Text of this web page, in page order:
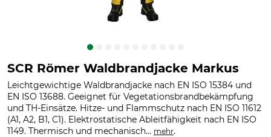
SCR Römer Waldbrandjacke Markus
Leichtgewichtige Waldbrandjacke nach EN ISO 15384 und
EN ISO 13688. Geeignet für Vegetationsbrandbekämpfung
und TH-Einsätze. Hitze- und Flammschutz nach EN ISO 11612
(A1, A2, B1, C1). Elektrostatische Ableitfähigkeit nach EN ISO
1149. Thermisch und mechanisch... mehr.